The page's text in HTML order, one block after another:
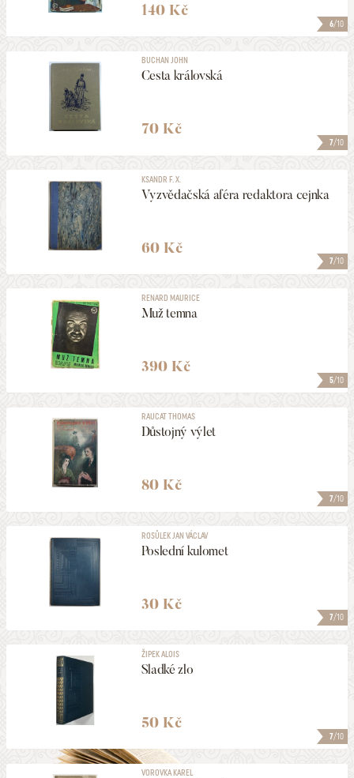
6/10
140 Kč
7/10
BUCHAN JOHN
Cesta královská
70 Kč
7/10
KSANDR F. X.
Vyzvědačská aféra redaktora cejnka
60 Kč
5/10
RENARD MAURICE
Muž temna
390 Kč
7/10
RAUCAT THOMAS
Důstojný výlet
80 Kč
7/10
ROSŮLEK JAN VÁCLAV
Poslední kulomet
30 Kč
7/10
ŽIPEK ALOIS
Sladké zlo
50 Kč
VOROVKA KAREL